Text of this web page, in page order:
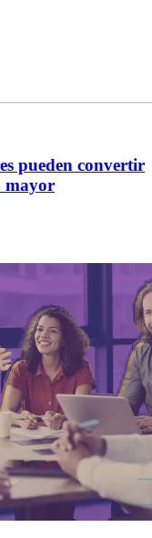
pueden convertir
mayor